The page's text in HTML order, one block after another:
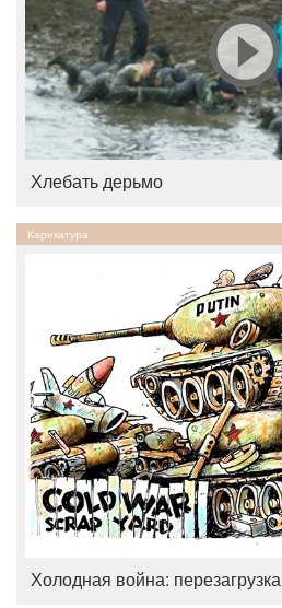
Хлебать дерьмо
Карикатура
Холодная война: перезагрузка